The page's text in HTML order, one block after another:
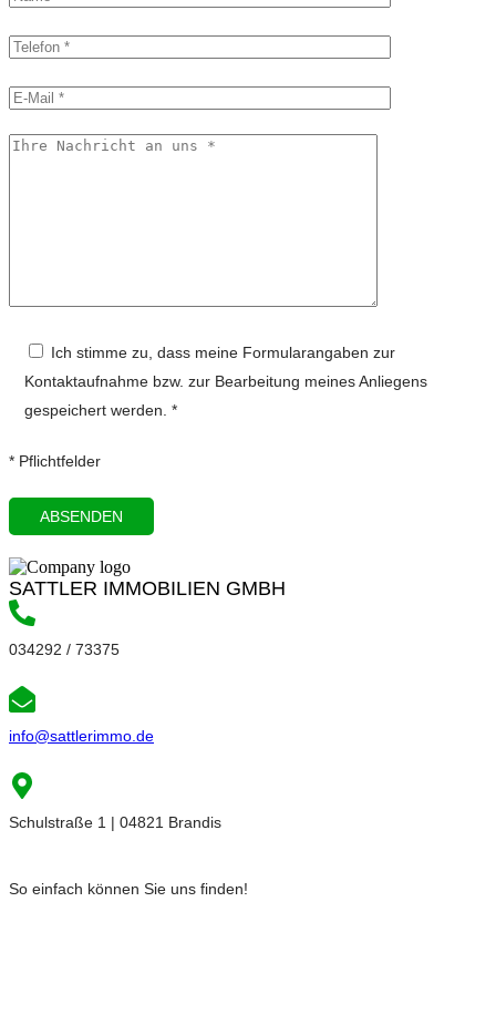
Ich stimme zu, dass meine Formularangaben zur
Kontaktaufnahme bzw. zur Bearbeitung meines Anliegens
gespeichert werden. *
* Pflichtfelder
SATTLER IMMOBILIEN GMBH
034292 / 73375
info@sattlerimmo.de
Schulstraße 1 | 04821 Brandis
So einfach können Sie uns finden!